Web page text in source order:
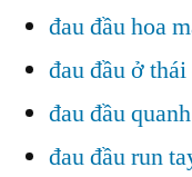
đau đầu hoa
đau đầu ở
đau đầu
đau đầu run